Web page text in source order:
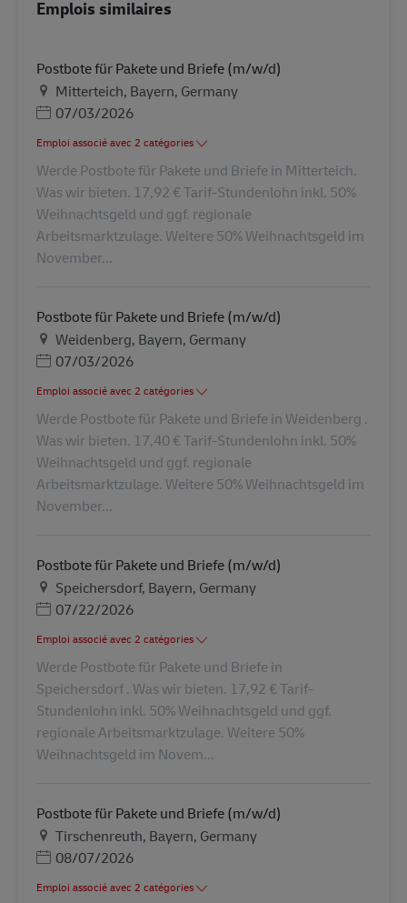
Emplois similaires
Postbote für Pakete und Briefe (m/w/d)
LieuMitterteich, Bayern, Germany
Posted Date
07/03/2026
Emploi associé avec 2 catégories
Werde Postbote für Pakete und Briefe in Mitterteich.
Was wir bieten. 17,92 € Tarif-Stundenlohn inkl. 50%
Weihnachtsgeld und ggf. regionale
Arbeitsmarktzulage. Weitere 50% Weihnachtsgeld im
November...
Postbote für Pakete und Briefe (m/w/d)
LieuWeidenberg, Bayern, Germany
Posted Date
07/03/2026
Emploi associé avec 2 catégories
Werde Postbote für Pakete und Briefe in Weidenberg .
Was wir bieten. 17,40 € Tarif-Stundenlohn inkl. 50%
Weihnachtsgeld und ggf. regionale
Arbeitsmarktzulage. Weitere 50% Weihnachtsgeld im
November...
Postbote für Pakete und Briefe (m/w/d)
LieuSpeichersdorf, Bayern, Germany
Posted Date
07/22/2026
Emploi associé avec 2 catégories
Werde Postbote für Pakete und Briefe in
Speichersdorf . Was wir bieten. 17,92 € Tarif-
Stundenlohn inkl. 50% Weihnachtsgeld und ggf.
regionale Arbeitsmarktzulage. Weitere 50%
Weihnachtsgeld im Novem...
Postbote für Pakete und Briefe (m/w/d)
LieuTirschenreuth, Bayern, Germany
Posted Date
08/07/2026
Emploi associé avec 2 catégories